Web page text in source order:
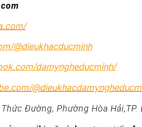
@dieukhacducminh
damyngheducminh/
Đường, Phường Hòa Hải,TP.